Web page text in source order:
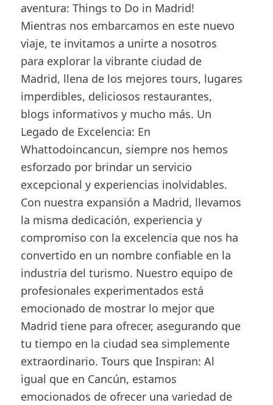
aventura: Things to Do in Madrid!
Mientras nos embarcamos en este nuevo
viaje, te invitamos a unirte a nosotros
para explorar la vibrante ciudad de
Madrid, llena de los mejores tours, lugares
imperdibles, deliciosos restaurantes,
blogs informativos y mucho más. Un
Legado de Excelencia: En
Whattodoincancun, siempre nos hemos
esforzado por brindar un servicio
excepcional y experiencias inolvidables.
Con nuestra expansión a Madrid, llevamos
la misma dedicación, experiencia y
compromiso con la excelencia que nos ha
convertido en un nombre confiable en la
industria del turismo. Nuestro equipo de
profesionales experimentados está
emocionado de mostrar lo mejor que
Madrid tiene para ofrecer, asegurando que
tu tiempo en la ciudad sea simplemente
extraordinario. Tours que Inspiran: Al
igual que en Cancún, estamos
emocionados de ofrecer una variedad de